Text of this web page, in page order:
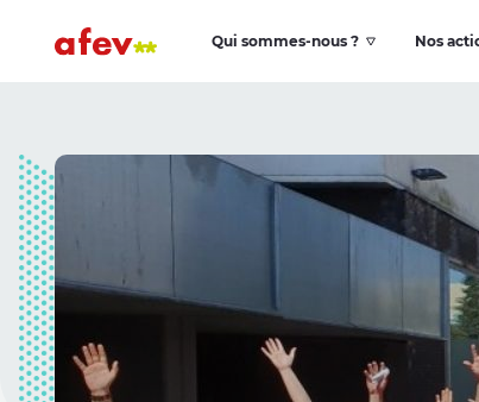
Qui sommes-nous ? Nos